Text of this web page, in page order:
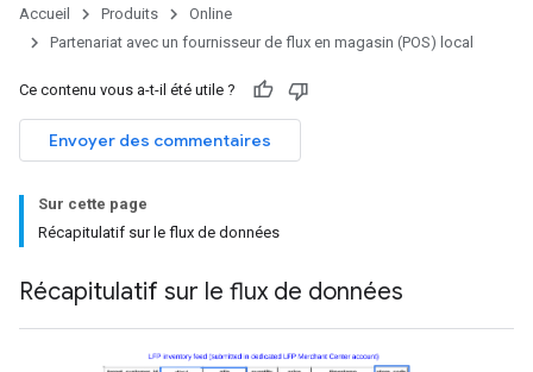
Accueil Produits
Online
Partenariat avec un fournisseur de flux en magasin (POS) local
Ce contenu vous a-t-il été utile ?
Envoyer des commentaires
Sur cette page
Récapitulatif sur le flux de données
Récapitulatif sur le flux de données